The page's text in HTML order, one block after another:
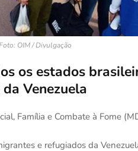
OIM / Divulgação
os estados
Venezuela
Família e Combate à Fome
e refugiados da